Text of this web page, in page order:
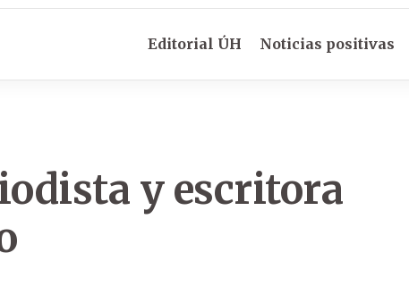
Editorial ÚH Noticias positivas
y escritora